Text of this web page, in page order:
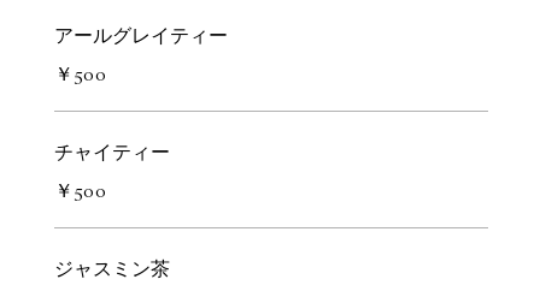
アールグレイティー
￥500
チャイティー
￥500
ジャスミン茶